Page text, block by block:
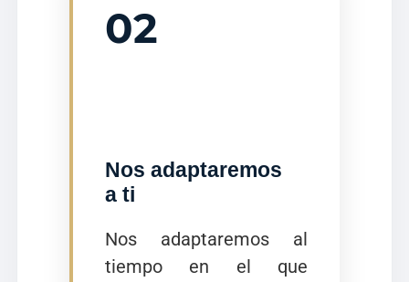
02
Nos adaptaremos
a ti
Nos adaptaremos al
tiempo en el que